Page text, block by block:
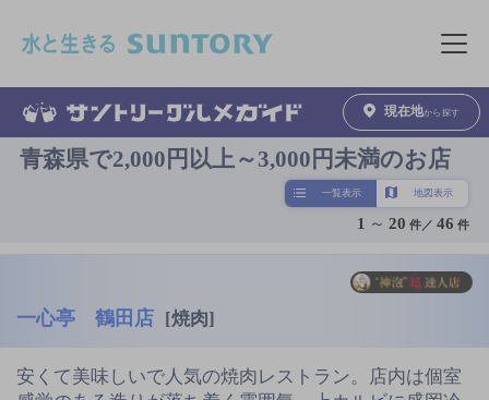
メニュ
現在地から探す
青森県で2,000円以上～3,000円未満のお店
一覧表示 地図表示
1 ～ 20 件／46 件
一心亭 鶴田店 [焼肉]
安くて美味しいで人気の焼肉レストラン。店内は個室